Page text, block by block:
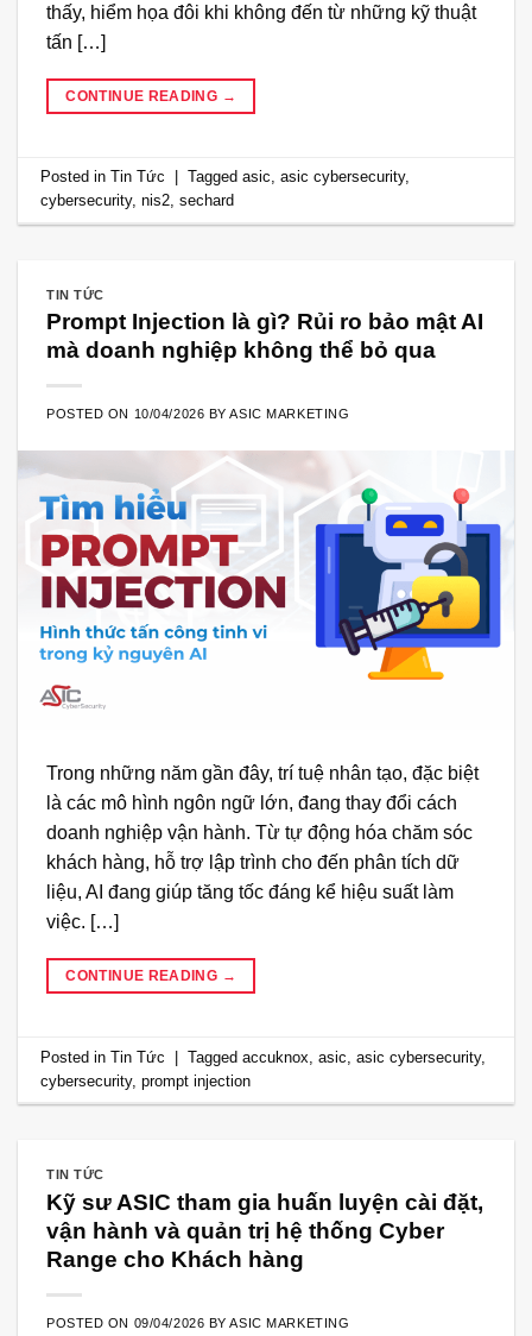
thấy, hiểm họa đôi khi không đến từ những kỹ thuật
tấn […]
CONTINUE READING →
Posted inTin Tức Taggedasic ,asic cybersecurity,
cybersecurity,nis2 ,sechard
TIN TỨC
Prompt Injection là gì? Rủi ro bảo mật AI
mà doanh nghiệp không thể bỏ qua
POSTED ON 10/04/2026 BYASIC MARKETING
Trong những năm gần đây, trí tuệ nhân tạo, đặc biệt
là các mô hình ngôn ngữ lớn, đang thay đổi cách
doanh nghiệp vận hành. Từ tự động hóa chăm sóc
khách hàng, hỗ trợ lập trình cho đến phân tích dữ
liệu, AI đang giúp tăng tốc đáng kể hiệu suất làm
việc. […]
CONTINUE READING →
Posted inTin Tức | Taggedaccuknox ,asic ,asic cybersecurity,
cybersecurity,prompt injection
TIN TỨC
Kỹ sư ASIC tham gia huấn luyện cài đặt,
vận hành và quản trị hệ thống Cyber
Range cho Khách hàng
POSTED ON 09/04/2026 BYASIC MARKETING